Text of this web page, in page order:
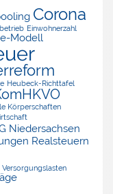
Corona
Einwohnerzahl
Modell
Heubeck-Richttafel
Körperschaften
Niedersachsen
Realsteuern
Versorgungslasten